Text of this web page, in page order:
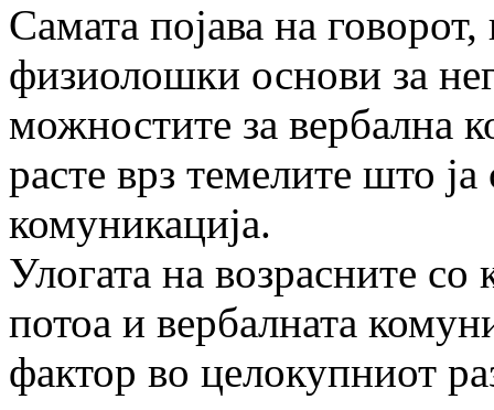
Самата појава на
физиолошки основи за
можностите за вербална
расте врз темелите што
комуникација.
Улогата на возрасните со
потоа и вербалната
фактор во целокупниот